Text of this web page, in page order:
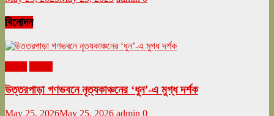
বিনোদন
উত্তরপাড়া গণভবনে নৃত্যকাঞ্চনের ‘ধুন’-এ মুগ্ধ দর্শক
May 25, 2026May 25, 2026 admin 0